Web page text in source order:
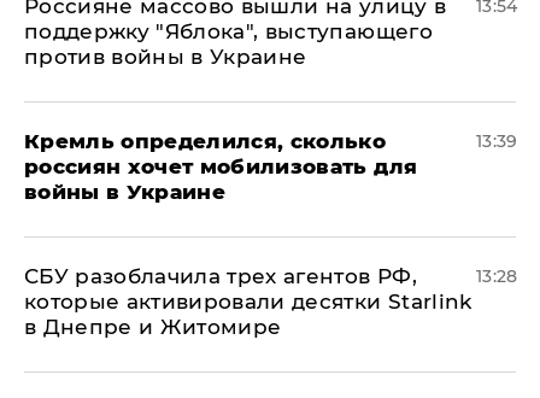
Россияне массово вышли на улицу в
поддержку "Яблока", выступающего
против войны в Украине
13:54
Кремль определился, сколько
россиян хочет мобилизовать для
войны в Украине
13:39
СБУ разоблачила трех агентов РФ,
которые активировали десятки Starlink
в Днепре и Житомире
13:28